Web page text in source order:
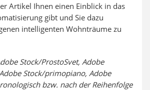
Artikel Ihnen einen Einblick in das
gibt und Sie dazu
intelligenten Wohnträume zu
Stock/ProstoSvet, Adobe
Stock/primopiano, Adobe
bzw. nach der Reihenfolge